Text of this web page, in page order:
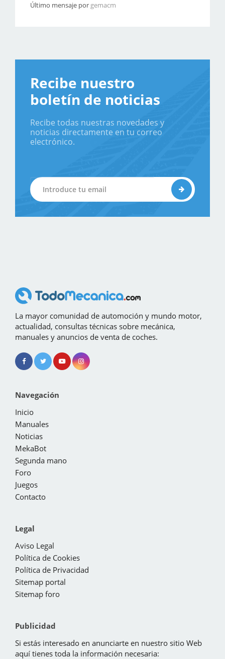
Último mensaje por gemacm
Recibe nuestro
boletín de noticias
Recibe todas nuestras novedades y
noticias directamente en tu correo
electrónico.
La mayor comunidad de automoción y mundo motor,
actualidad, consultas técnicas sobre mecánica,
manuales y anuncios de venta de coches.
Navegación
Inicio
Manuales
Noticias
MekaBot
Segunda mano
Foro
Juegos
Contacto
Legal
Aviso Legal
Política de Cookies
Política de Privacidad
Sitemap portal
Sitemap foro
Publicidad
Si estás interesado en anunciarte en nuestro sitio Web
aquí tienes toda la información necesaria: